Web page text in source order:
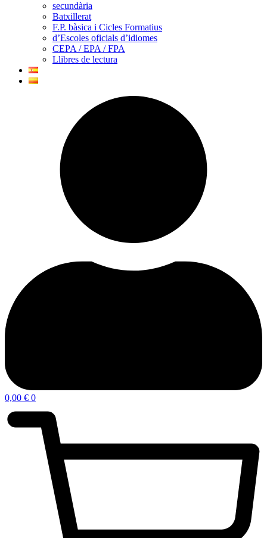
secundària
Batxillerat
F.P. bàsica i Cicles Formatius
d’Escoles oficials d’idiomes
CEPA / EPA / FPA
Llibres de lectura
0,00 € 0